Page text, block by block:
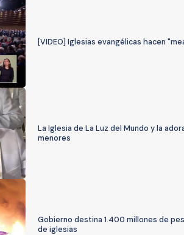
[VIDEO] Iglesias evangélicas hacen
La Iglesia de La Luz del Mundo y la
menores
Gobierno destina 1.400 millones de
de iglesias